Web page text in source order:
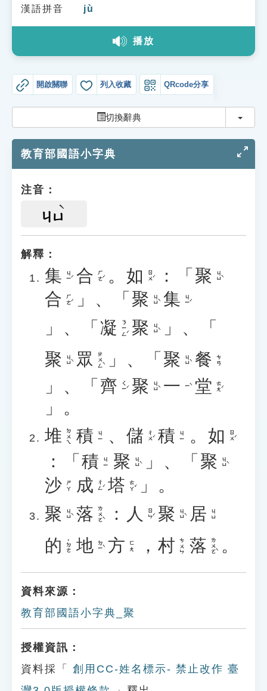
生命大百科索引
教學應用
貓頭鷹博士
漢語拼音 jù
播放
開啟關聯 列入收藏 QRcode分享
切換辭典 切換
教育部國語小字典
注音：
ㄐㄩ
解釋：
集 ㄐㄧˊ 合 ㄏㄜˊ 。 如 ㄖㄨˊ ：「 聚 ㄐㄩˋ
合 ㄏㄜˊ 」、「 聚 ㄐㄩˋ 集 ㄐㄧˊ
」、「 凝 ㄋㄧㄥˊ 聚 ㄐㄩˋ
」、「
聚 ㄐㄩˋ 眾 ㄓㄨㄥˋ 」、「 聚 ㄐㄩˋ 餐 ㄘㄢ
」、「 齊 ㄑㄧˊ 聚 ㄐㄩˋ 一 ㄧˋ 堂 ㄊㄤˊ
」。
堆 ㄉㄨㄟ 積 ㄐㄧ 、 儲 ㄔㄨˊ 積 ㄐㄧ 。 如 ㄖㄨˊ
：「 積 ㄐㄧ 聚 ㄐㄩˋ 」、「 聚 ㄐㄩˋ
沙 ㄕㄚ 成 ㄔㄥˊ 塔 ㄊㄚˇ
」。
聚 ㄐㄩˋ 落 ㄌㄨㄛˋ ： 人 ㄖㄣˊ 聚 ㄐㄩˋ 居 ㄐㄩ
的 ˙ㄉㄜ 地 ㄉㄧˋ 方 ㄈㄤ ， 村 ㄘㄨㄣ 落 ㄌㄨㄛˋ 。
資料來源：
教育部國語小字典_聚
授權資訊：
資料採「
創用CC-姓名標示- 禁止改作 臺